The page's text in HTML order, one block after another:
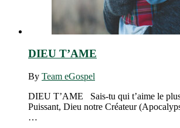
DIEU T’AME
By Team eGospel
DIEU T’AME Sais-tu qui t’aime le
Puissant, Dieu notre Créateur
…